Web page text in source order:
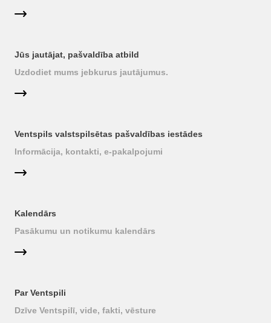
Jūs jautājat, pašvaldība atbild
Uzdodiet mums jebkurus jautājumus.
Ventspils valstspilsētas pašvaldības iestādes
Informācija, kontakti, e-pakalpojumi
Kalendārs
Pasākumu un notikumu kalendārs
Par Ventspili
Dzīve Ventspilī, vide, fakti, vēsture